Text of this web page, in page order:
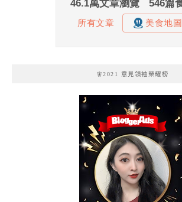
🧚2021 意見領袖榮耀榜